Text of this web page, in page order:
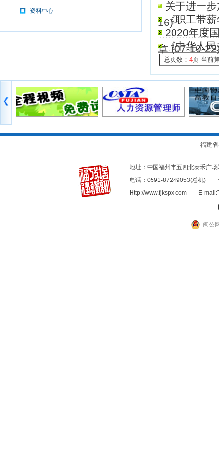
关于进一
16)《职工带
2020年度
章(07-10-
《中华人
总页数： 4页 当前
资料中心
福建
地址：中国福州市五四北泰
电话：0591-87249053(总机)
Http://www.fjkspx.com E-
闽公